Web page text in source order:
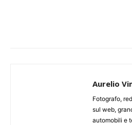
Aurelio
Fotografo,
sul web,
automobili e